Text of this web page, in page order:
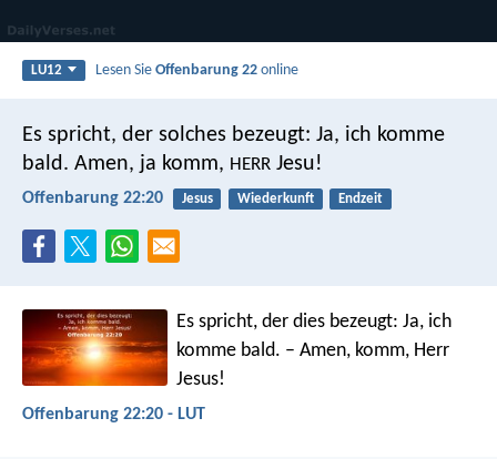
LU12 Lesen SieOffenbarung 22 online
Es spricht, der solches bezeugt: Ja, ich komme
bald. Amen, ja komm, HERR Jesu!
Offenbarung 22:20 Jesus Wiederkunft Endzeit
Es spricht, der dies bezeugt: Ja, ich
komme bald. – Amen, komm, Herr
Jesus!
Offenbarung 22:20 - LUT